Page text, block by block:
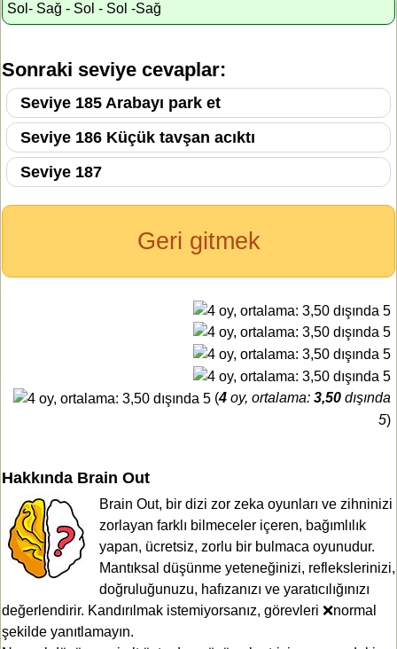
Sol- Sağ - Sol - Sol -Sağ
Sonraki seviye cevaplar:
Seviye 185 Arabayı park et
Seviye 186 Küçük tavşan acıktı
Seviye 187
Geri gitmek
(4 oy, ortalama: 3,50 dışında
5)
Hakkında Brain Out
Brain Out, bir dizi zor zeka oyunları ve zihninizi
zorlayan farklı bilmeceler içeren, bağımlılık
yapan, ücretsiz, zorlu bir bulmaca oyunudur.
Mantıksal düşünme yeteneğinizi, reflekslerinizi,
doğruluğunuzu, hafızanızı ve yaratıcılığınızı
değerlendirir. Kandırılmak istemiyorsanız, görevleri ❌normal
şekilde yanıtlamayın.